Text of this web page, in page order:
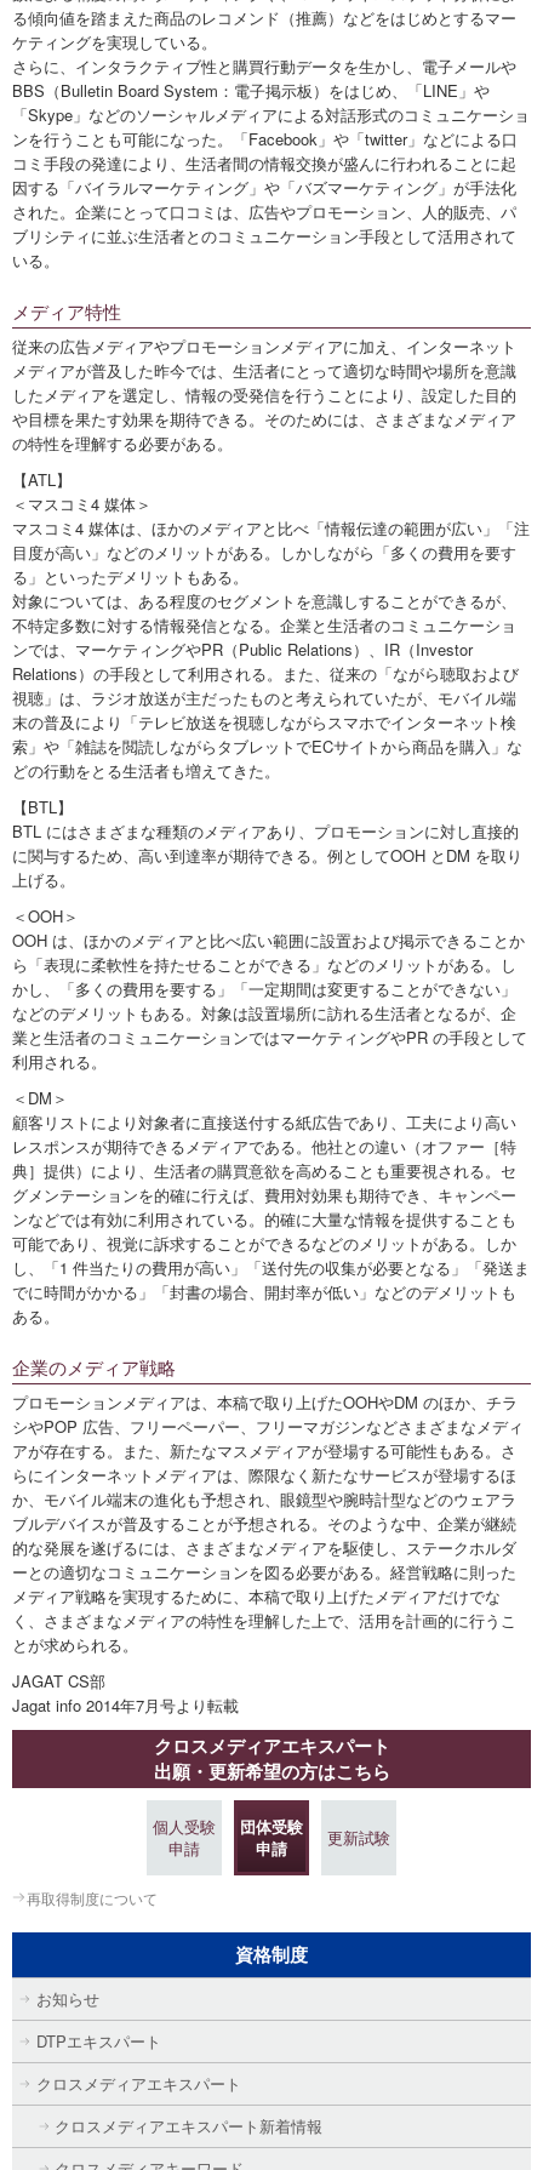
る傾向値を踏まえた商品のレコメンド（推薦）などをはじめとするマー
ケティングを実現している。
さらに、インタラクティブ性と購買行動データを生かし、電子メールや
BBS（Bulletin Board System：電子掲示板）をはじめ、「LINE」や
「Skype」などのソーシャルメディアによる対話形式のコミュニケーショ
ンを行うことも可能になった。「Facebook」や「twitter」などによる口
コミ手段の発達により、生活者間の情報交換が盛んに行われることに起
因する「バイラルマーケティング」や「バズマーケティング」が手法化
された。企業にとって口コミは、広告やプロモーション、人的販売、パ
ブリシティに並ぶ生活者とのコミュニケーション手段として活用されて
いる。
メディア特性
従来の広告メディアやプロモーションメディアに加え、インターネット
メディアが普及した昨今では、生活者にとって適切な時間や場所を意識
したメディアを選定し、情報の受発信を行うことにより、設定した目的
や目標を果たす効果を期待できる。そのためには、さまざまなメディア
の特性を理解する必要がある。
【ATL】
＜マスコミ4 媒体＞
マスコミ4 媒体は、ほかのメディアと比べ「情報伝達の範囲が広い」「注
目度が高い」などのメリットがある。しかしながら「多くの費用を要す
る」といったデメリットもある。
対象については、ある程度のセグメントを意識しすることができるが、
不特定多数に対する情報発信となる。企業と生活者のコミュニケーショ
ンでは、マーケティングやPR（Public Relations）、IR（Investor
Relations）の手段として利用される。また、従来の「ながら聴取および
視聴」は、ラジオ放送が主だったものと考えられていたが、モバイル端
末の普及により「テレビ放送を視聴しながらスマホでインターネット検
索」や「雑誌を閲読しながらタブレットでECサイトから商品を購入」な
どの行動をとる生活者も増えてきた。
【BTL】
BTL にはさまざまな種類のメディアあり、プロモーションに対し直接的
に関与するため、高い到達率が期待できる。例としてOOH とDM を取り
上げる。
＜OOH＞
OOH は、ほかのメディアと比べ広い範囲に設置および掲示できることか
ら「表現に柔軟性を持たせることができる」などのメリットがある。し
かし、「多くの費用を要する」「一定期間は変更することができない」
などのデメリットもある。対象は設置場所に訪れる生活者となるが、企
業と生活者のコミュニケーションではマーケティングやPR の手段として
利用される。
＜DM＞
顧客リストにより対象者に直接送付する紙広告であり、工夫により高い
レスポンスが期待できるメディアである。他社との違い（オファー［特
典］提供）により、生活者の購買意欲を高めることも重要視される。セ
グメンテーションを的確に行えば、費用対効果も期待でき、キャンペー
ンなどでは有効に利用されている。的確に大量な情報を提供することも
可能であり、視覚に訴求することができるなどのメリットがある。しか
し、「1 件当たりの費用が高い」「送付先の収集が必要となる」「発送ま
でに時間がかかる」「封書の場合、開封率が低い」などのデメリットも
ある。
企業のメディア戦略
プロモーションメディアは、本稿で取り上げたOOHやDM のほか、チラ
シやPOP 広告、フリーペーパー、フリーマガジンなどさまざまなメディ
アが存在する。また、新たなマスメディアが登場する可能性もある。さ
らにインターネットメディアは、際限なく新たなサービスが登場するほ
か、モバイル端末の進化も予想され、眼鏡型や腕時計型などのウェアラ
ブルデバイスが普及することが予想される。そのような中、企業が継続
的な発展を遂げるには、さまざまなメディアを駆使し、ステークホルダ
ーとの適切なコミュニケーションを図る必要がある。経営戦略に則った
メディア戦略を実現するために、本稿で取り上げたメディアだけでな
く、さまざまなメディアの特性を理解した上で、活用を計画的に行うこ
とが求められる。
JAGAT CS部
Jagat info 2014年7月号より転載
クロスメディアエキスパート
出願・更新希望の方はこちら
個人受験
申請
団体受験
申請
更新試験
再取得制度について
資格制度
お知らせ
DTPエキスパート
クロスメディアエキスパート
クロスメディアエキスパート新着情報